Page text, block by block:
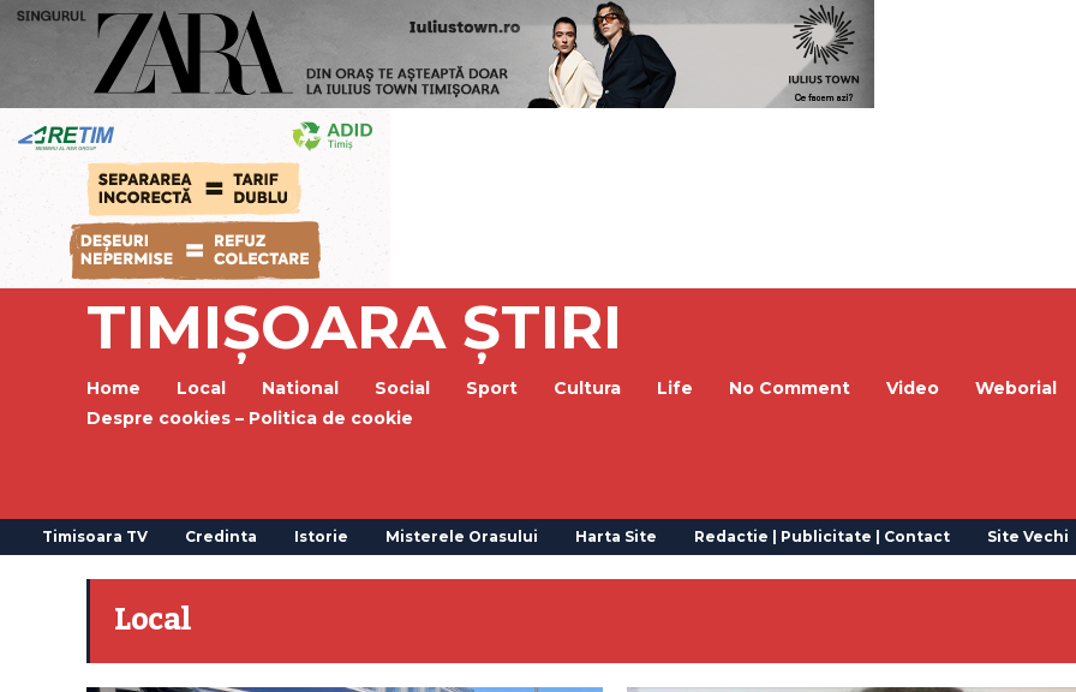
TIMIȘOARA ȘTIRI
Home Local National Social Sport Cultura Life No Comment Video
Weborial
Despre cookies – Politica de cookie
Timisoara TV Credinta Istorie Misterele Orasului Harta Site Redactie | Publicitate | Contact Site Vechi
Local